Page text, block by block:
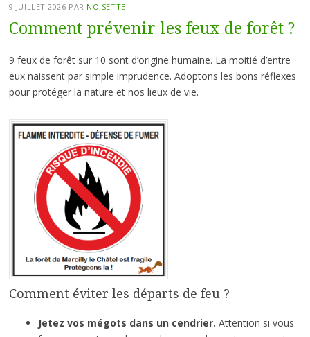
9 JUILLET 2026 PAR NOISETTE
Comment prévenir les feux de forêt ?
9 feux de forêt sur 10 sont d’origine humaine. La moitié d’entre
eux naissent par simple imprudence. Adoptons les bons réflexes
pour protéger la nature et nos lieux de vie.
Comment éviter les départs de feu ?
Jetez vos mégots dans un cendrier. Attention si vous